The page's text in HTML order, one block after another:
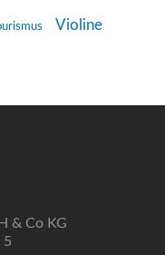
Violine
& Co KG
5